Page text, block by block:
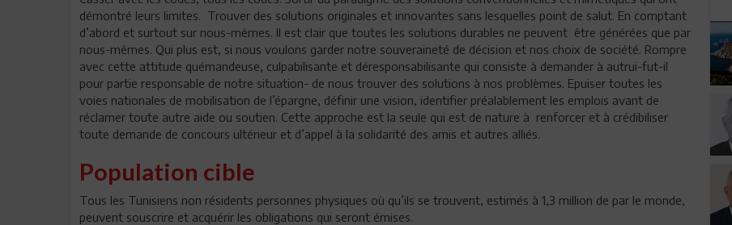
démontré leurs limites. Trouver des solutions originales et innovantes sans lesquelles point de salut. En comptant
d’abord et surtout sur nous-mêmes. Il est clair que toutes les solutions durables ne peuvent être générées que par
nous-mêmes. Qui plus est, si nous voulons garder notre souveraineté de décision et nos choix de société. Rompre
avec cette attitude quémandeuse, culpabilisante et déresponsabilisante qui consiste à demander à autrui-fut-il
pour partie responsable de notre situation- de nous trouver des solutions à nos problèmes. Epuiser toutes les
voies nationales de mobilisation de l’épargne, définir une vision, identifier préalablement les emplois avant de
réclamer toute autre aide ou soutien. Cette approche est la seule qui est de nature à renforcer et à crédibiliser
toute demande de concours ultérieur et d’appel à la solidarité des amis et autres alliés.
Population cible
Tous les Tunisiens non résidents personnes physiques où qu’ils se trouvent, estimés à 1,3 million de par le monde,
peuvent souscrire et acquérir les obligations qui seront émises.